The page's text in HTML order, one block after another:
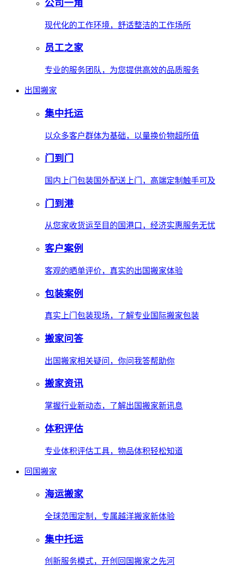
公司一角
现代化的工作环境，舒适整洁的工作场所
员工之家
专业的服务团队，为您提供高效的品质服务
出国搬家
集中托运
以众多客户群体为基础，以量换价物超所值
门到门
国内上门包装国外配送上门，高端定制触手可及
门到港
从您家收货运至目的国港口，经济实惠服务无忧
客户案例
客观的晒单评价，真实的出国搬家体验
包装案例
真实上门包装现场，了解专业国际搬家包装
搬家问答
出国搬家相关疑问，你问我答帮助你
搬家资讯
掌握行业新动态，了解出国搬家新讯息
体积评估
专业体积评估工具，物品体积轻松知道
回国搬家
海运搬家
全球范围定制，专属越洋搬家新体验
集中托运
创新服务模式，开创回国搬家之先河